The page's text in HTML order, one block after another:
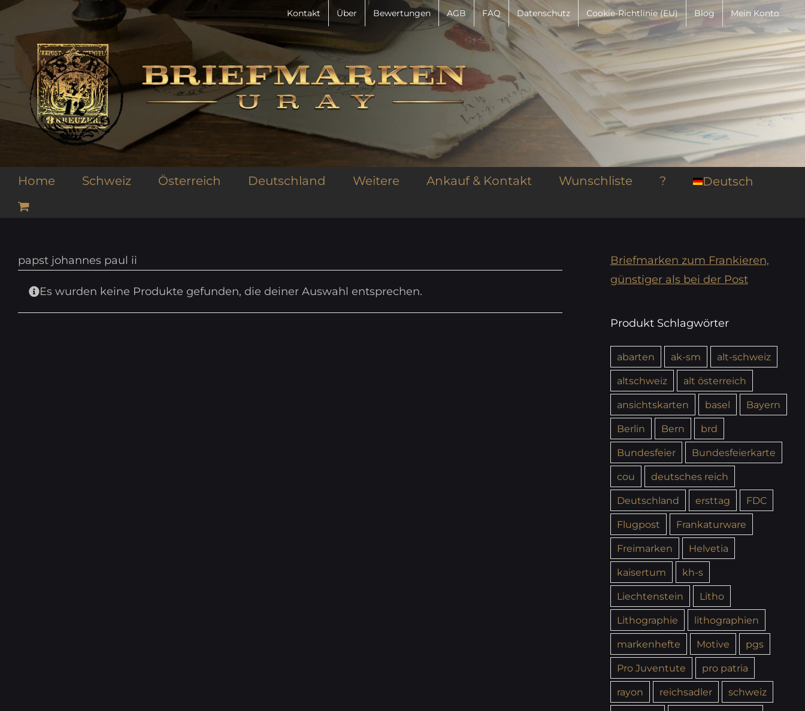
Zum
springen
Kontakt Über Bewertungen AGB FAQ Datenschutz Cookie-Richtlinie (EU) Blog Mein Konto
Home Schweiz Österreich Deutschland Weitere Ankauf & Kontakt Wunschliste ? Deutsch
papst johannes paul ii
Es wurden keine Produkte gefunden, die deiner Auswahl entsprechen.
Briefmarken zum Frankieren,
günstiger als bei der Post
Produkt Schlagwörter
abarten ak-sm
alt-schweiz
altschweiz
alt österreich
ansichtskarten
basel
Bayern
Berlin
Bern
brd
Bundesfeier
Bundesfeierkarte
cou
deutsches reich
Deutschland
ersttag
FDC
Flugpost
Frankaturware
Freimarken
Helvetia
kaisertum
kh-s
Liechtenstein
Litho
Lithographie
lithographien
markenhefte
Motive
pgs
Pro Juventute
pro patria
rayon
reichsadler
schweiz